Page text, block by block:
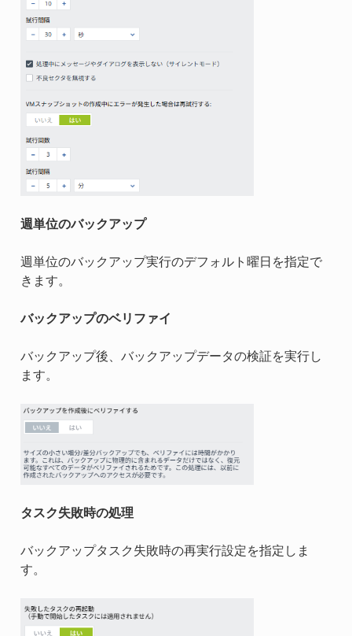
週単位のバックアップ
週単位のバックアップ実行のデフォルト曜日を指定で
きます。
バックアップのベリファイ
バックアップ後、バックアップデータの検証を実行し
ます。
タスク失敗時の処理
バックアップタスク失敗時の再実行設定を指定しま
す。